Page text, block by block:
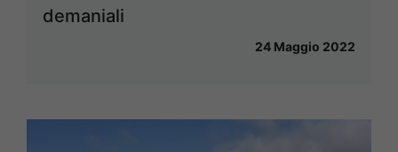
demaniali
24 Maggio 2022